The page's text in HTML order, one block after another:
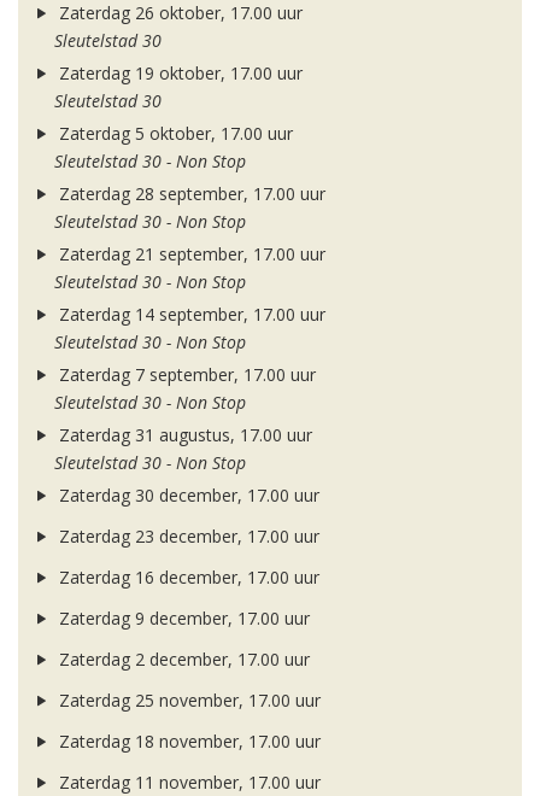
Zaterdag 26 oktober, 17.00 uur
Sleutelstad 30
Zaterdag 19 oktober, 17.00 uur
Sleutelstad 30
Zaterdag 5 oktober, 17.00 uur
Sleutelstad 30 - Non Stop
Zaterdag 28 september, 17.00 uur
Sleutelstad 30 - Non Stop
Zaterdag 21 september, 17.00 uur
Sleutelstad 30 - Non Stop
Zaterdag 14 september, 17.00 uur
Sleutelstad 30 - Non Stop
Zaterdag 7 september, 17.00 uur
Sleutelstad 30 - Non Stop
Zaterdag 31 augustus, 17.00 uur
Sleutelstad 30 - Non Stop
Zaterdag 30 december, 17.00 uur
Zaterdag 23 december, 17.00 uur
Zaterdag 16 december, 17.00 uur
Zaterdag 9 december, 17.00 uur
Zaterdag 2 december, 17.00 uur
Zaterdag 25 november, 17.00 uur
Zaterdag 18 november, 17.00 uur
Zaterdag 11 november, 17.00 uur